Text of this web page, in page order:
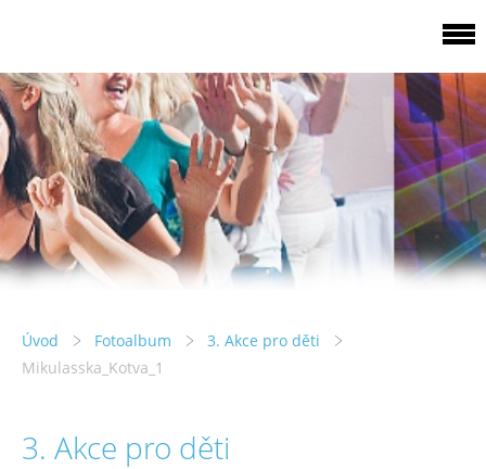
Úvod Fotoalbum
3. Akce pro děti
Mikulasska_Kotva_1
3. Akce pro děti